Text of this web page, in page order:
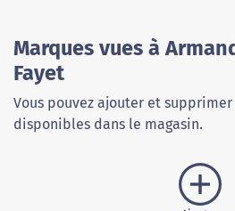
Marques vues à
Fayet
Vous pouvez ajouter et
disponibles dans le magasin.